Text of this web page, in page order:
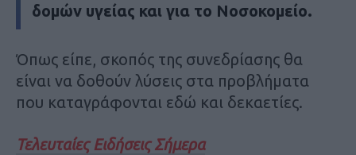
δομών υγείας και για το Νοσοκομείο.
Όπως είπε, σκοπός της συνεδρίασης θα
είναι να δοθούν λύσεις στα προβλήματα
που καταγράφονται εδώ και δεκαετίες.
Τελευταίες Ειδήσεις Σήμερα